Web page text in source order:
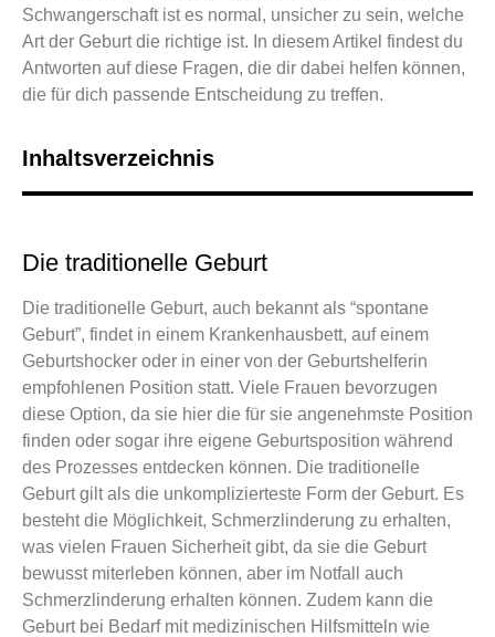
Schwangerschaft ist es normal, unsicher zu sein, welche
Art der Geburt die richtige ist. In diesem Artikel findest du
Antworten auf diese Fragen, die dir dabei helfen können,
die für dich passende Entscheidung zu treffen.
Inhaltsverzeichnis
Die traditionelle Geburt
Die traditionelle Geburt, auch bekannt als “spontane
Geburt”, findet in einem Krankenhausbett, auf einem
Geburtshocker oder in einer von der Geburtshelferin
empfohlenen Position statt. Viele Frauen bevorzugen
diese Option, da sie hier die für sie angenehmste Position
finden oder sogar ihre eigene Geburtsposition während
des Prozesses entdecken können. Die traditionelle
Geburt gilt als die unkomplizierteste Form der Geburt. Es
besteht die Möglichkeit, Schmerzlinderung zu erhalten,
was vielen Frauen Sicherheit gibt, da sie die Geburt
bewusst miterleben können, aber im Notfall auch
Schmerzlinderung erhalten können. Zudem kann die
Geburt bei Bedarf mit medizinischen Hilfsmitteln wie